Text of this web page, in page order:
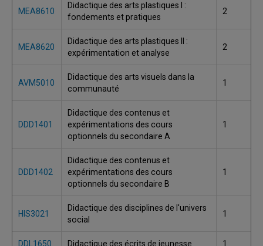
MEA8610
Didactique des arts plastiques I :
fondements et pratiques
2
MEA8620
Didactique des arts plastiques II :
expérimentation et analyse
2
AVM5010
Didactique des arts visuels dans la
communauté
1
DDD1401
Didactique des contenus et
expérimentations des cours
optionnels du secondaire A
1
DDD1402
Didactique des contenus et
expérimentations des cours
optionnels du secondaire B
1
HIS3021
Didactique des disciplines de l'univers
social
1
DDL1650 Didactique des écrits de jeunesse 1